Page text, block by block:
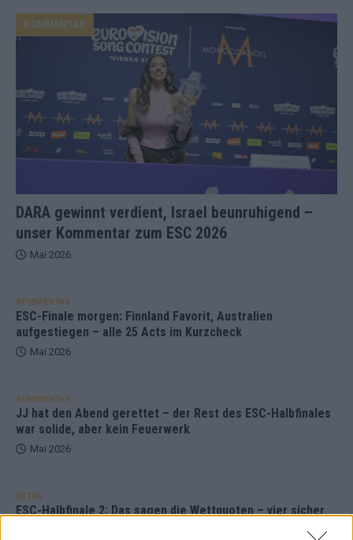
DARA gewinnt verdient, Israel beunruhigend –
unser Kommentar zum ESC 2026
KOMMENTAR
Mai 2026
KOMMENTAR
ESC-Finale morgen: Finnland Favorit, Australien
aufgestiegen – alle 25 Acts im Kurzcheck
Mai 2026
KOMMENTAR
JJ hat den Abend gerettet – der Rest des ESC-Halbfinales
war solide, aber kein Feuerwerk
Mai 2026
EXTRA
ESC-Halbfinale 2: Das sagen die Wettquoten – vier sicher,